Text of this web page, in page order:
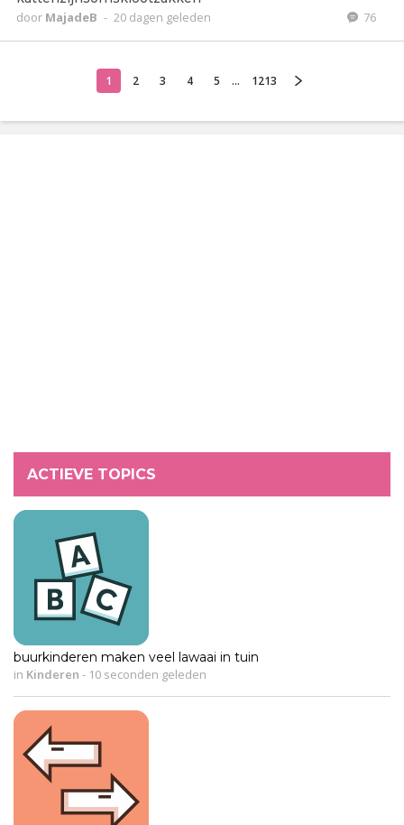
door MajadeB - 20 dagen geleden 76
1 2 3 4 5 ... 1213
ACTIEVE TOPICS
buurkinderen maken veel lawaai in tuin
in Kinderen - 10 seconden geleden